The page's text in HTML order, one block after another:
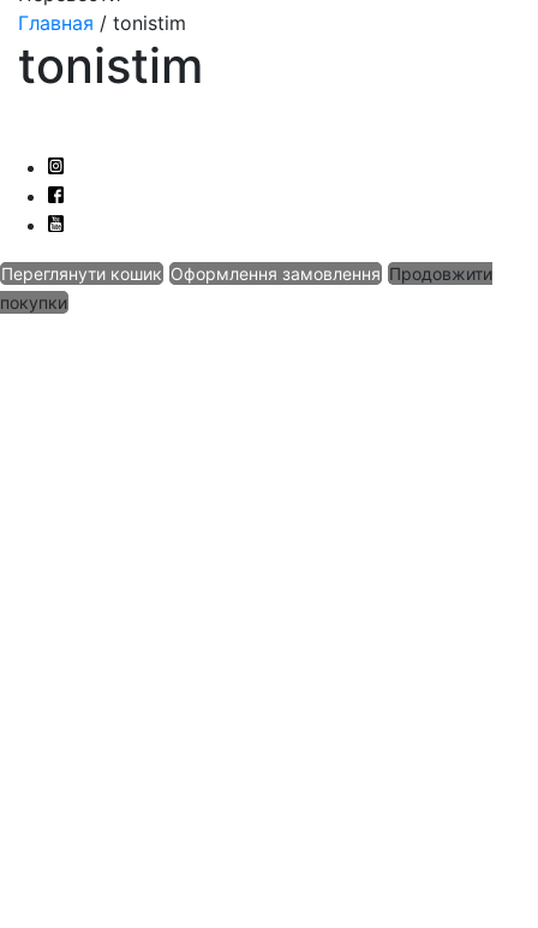
Главная / tonistim
tonistim
Переглянути кошик Оформлення замовлення Продовжити
покупки